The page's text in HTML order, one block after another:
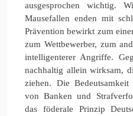
ausgesprochen wichtig.
Mausefallen enden mit
Prävention bewirkt zum
zum Wettbewerber, zum
intelligenterer Angriffe.
nachhaltig allein wirksam,
ziehen. Die
von Banken und
das föderale Prinzip